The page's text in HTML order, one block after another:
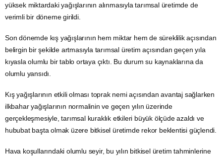
yüksek miktardaki yağışlarının alınmasıyla tarımsal üretimde de
verimli bir döneme girildi.
Son dönemde kış yağışlarının hem miktar hem de süreklilik açısından
belirgin bir şekilde artmasıyla tarımsal üretim açısından geçen yıla
kıyasla olumlu bir tablo ortaya çıktı. Bu durumsu kaynaklarına da
olumlu yansıdı.
Kış yağışlarının etkili olması toprak nemi açısından avantaj sağlarken
ilkbahar yağışlarının normalinin ve geçen yılın üzerinde
gerçekleşmesiyle, tarımsal kuraklık etkileri büyük ölçüde azaldı ve
hububatbaşta olmak üzere bitkisel üretimde rekor beklentisi güçlendi.
Hava koşullarındaki olumlu seyir, bu yılın bitkisel üretim tahminlerine